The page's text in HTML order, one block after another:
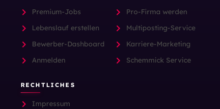
Premium-Jobs
Lebenslauf erstellen
Bewerber-Dashboard
Anmelden
Pro-Firma werden
Multiposting-Service
Karriere-Marketing
Schemmick Service
RECHTLICHES
Impressum